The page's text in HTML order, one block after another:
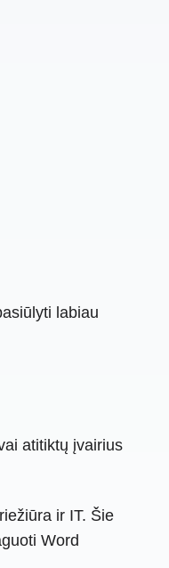
labiau
atitiktų įvairius
ir IT. Šie
Word